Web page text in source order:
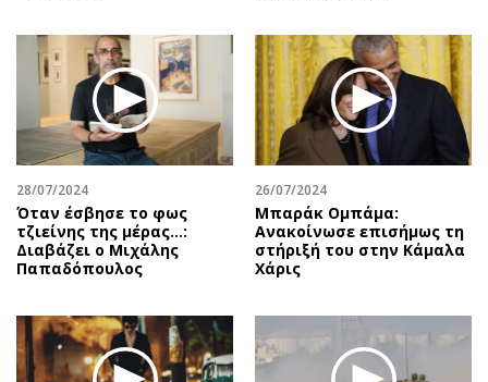
28/07/2024
Όταν έσβησε το φως
τζιείνης της μέρας…:
Διαβάζει ο Μιχάλης
Παπαδόπουλος
26/07/2024
Μπαράκ Ομπάμα:
Ανακοίνωσε επισήμως τη
στήριξή του στην Κάμαλα
Χάρις